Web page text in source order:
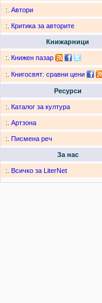
:. Автори
:. Критика за авторите
Книжарници
:. Книжен пазар
:. Книгосвят: сравни цени
Ресурси
:. Каталог за култура
:. Артзона
:. Писмена реч
За нас
:. Всичко за LiterNet